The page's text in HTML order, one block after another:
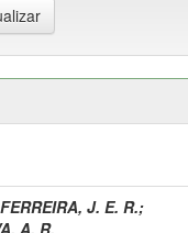
FERREIRA, J. E. R.;
A. R.